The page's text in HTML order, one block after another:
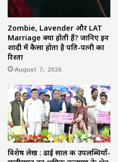
Zombie, Lavender और LAT
Marriage क्या होती हैं? जानिए इन
शादी में कैसा होता है पति-पत्नी का
रिश्ता
August 7, 2026
विशेष लेख : ढाई साल की उपलब्धियाँ-